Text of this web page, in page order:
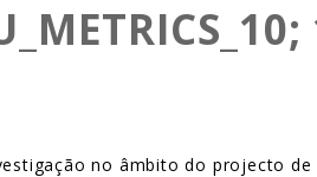
no âmbito do projecto